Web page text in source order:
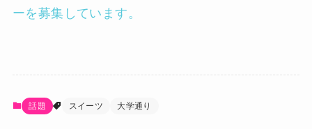
ーを募集しています。
話題 スイーツ 大学通り